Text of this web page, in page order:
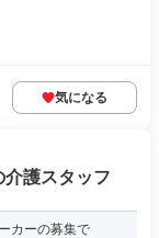
気になる
護スタッフ
カーの募集で